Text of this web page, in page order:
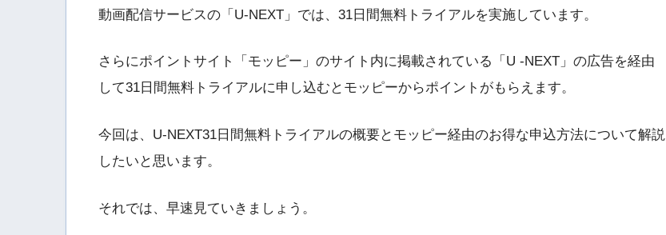
動画配信サービスの「U-NEXT」では、31日間無料トライアルを実施しています。
さらにポイントサイト「モッピー」のサイト内に掲載されている「U -NEXT」の広告を経由
して31日間無料トライアルに申し込むとモッピーからポイントがもらえます。
今回は、U-NEXT31日間無料トライアルの概要とモッピー経由のお得な申込方法について解説
したいと思います。
それでは、早速見ていきましょう。